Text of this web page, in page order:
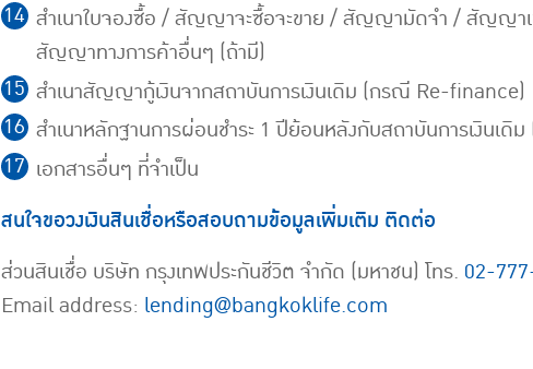
สำเนาใบจองซื้อ / สัญญาจะซื้อจะขาย / สัญญามัดจำ / สัญญ
สัญญาทางการค้าอื่นๆ (ถ้ามี)
สำเนาสัญญากู้เงินจากสถาบันการเงินเดิม (กรณี Re-finance)
สำเนาหลักฐานการผ่อนชำระ 1 ปีย้อนหลังกับสถาบันการเงินเ
เอกสารอื่นๆ ที่จำเป็น
สนใจขอวงเงินสินเชื่อหรือสอบถามข้อมูลเพิ่มเติม ติดต่อ
ส่วนสินเชื่อ บริษัท กรุงเทพประกันชีวิต จำกัด (มหาชน) โทร. 02-
Email address: lending@bangkoklife.com